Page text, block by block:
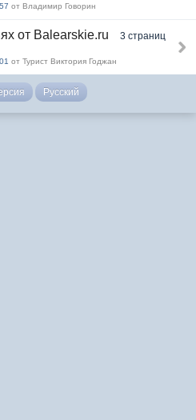
от Владимир Говорин
от Balearskie.ru 3 страниц
от Турист Виктория Годжан
Русский